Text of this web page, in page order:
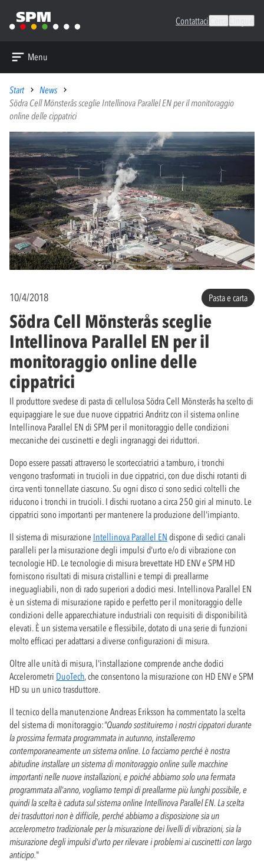
Contattaci
Menu
Start
News
Södra Cell Mönsterås sceglie Intellinova Parallel EN per il monitoraggio
online delle cippatrici
10/4/2018 Pasta e carta
Södra Cell Mönsterås sceglie
Intellinova Parallel EN per il
monitoraggio online delle
cippatrici
Il produttore svedese di pasta di cellulosa Södra Cell Mönsterås ha scelto di
equipaggiare le sue due nuove cippatrici Andritz con il sistema online
Intellinova Parallel EN di SPM per il monitoraggio delle condizioni
meccaniche dei cuscinetti e degli ingranaggi dei riduttori.
Dopo essere passati attraverso le scortecciatrici a tamburo, i tronchi
vengono trasformati in trucioli in due cippatrici, con due dischi rotanti di
circa venti tonnellate ciascuno. Su ogni disco ci sono sedici coltelli che
riducono i tronchi in trucioli. I dischi ruotano a circa 250 giri al minuto. Le
cippatrici sono importanti per mantenere la produzione dell'impianto.
Il sistema di misurazione Intellinova Parallel EN dispone di sedici canali
paralleli per la misurazione degli impulsi d'urto e/o di vibrazione con
tecnologie HD. Le tecnologie di misura brevettate HD ENV e SPM HD
forniscono risultati di misura cristallini e tempi di preallarme
ineguagliabili, non di rado superiori a dodici mesi. Intellinova Parallel EN
è un sistema di misurazione rapido e perfetto per il monitoraggio delle
condizioni delle apparecchiature industriali con requisiti di disponibilità
elevati. È un sistema versatile e flessibile, dotato di una serie di funzioni
molto efficaci per adattarsi a diverse configurazioni di misura.
Oltre alle unità di misura, l'installazione comprende anche dodici
Accelerometri DuoTech, che consentono la misurazione con HD ENV e SPM
HD su un unico trasduttore.
Il tecnico della manutenzione Andreas Eriksson ha commentato la scelta
del sistema di monitoraggio:"Quando sostituiremo i nostri cippatori durante
la prossima fermata programmata in autunno, installeremo
contemporaneamente un sistema online. Lo facciamo perché è nostra
abitudine installare un sistema di monitoraggio online sulle macchine
importanti nelle nuove installazioni, e poiché abbiamo solo una fermata
programmata all'anno, vogliamo tempi di preallarme più lunghi possibile, e
quindi la scelta è caduta sul sistema online Intellinova Parallel EN. La scelta
dei trasduttori non è difficile, perché abbiamo a disposizione sia un
accelerometro tradizionale per la misurazione dei livelli di vibrazioni, sia la
misurazione degli impulsi d'urto per rilevare i problemi ai cuscinetti con largo
anticipo."